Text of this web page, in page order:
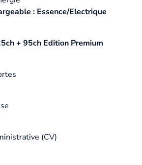
: Essence/Electrique
+ 95ch Edition Premium
(CV)